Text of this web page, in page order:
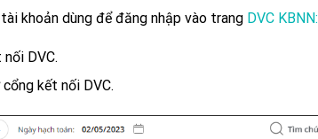
khoản dùng để đăng nhập vào trang DVC KBNN:
DVC.
kết nối DVC.